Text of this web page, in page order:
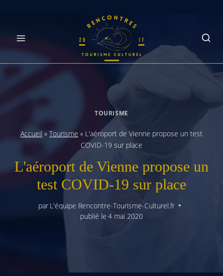
TOURISME
Accueil » Tourisme » L'aéroport de Vienne propose un test
COVID-19 sur place
L'aéroport de Vienne propose un
test COVID-19 sur place
par L'équipe Rencontre-Tourisme-Culturel.fr
publié le 4 mai 2020